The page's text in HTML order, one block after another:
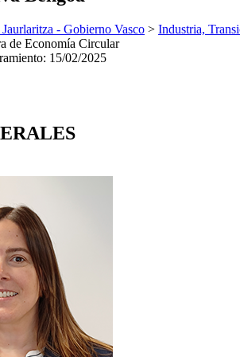
- Gobierno Vasco > Industria,
de Economía Circular
: 15/02/2025